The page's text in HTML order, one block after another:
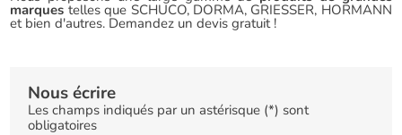
marques telles que SCHUCO, DORMA, GRIESSER, HORMANN
et bien d'autres. Demandez un devis gratuit !
Nous écrire
Les champs indiqués par un astérisque (*) sont
obligatoires